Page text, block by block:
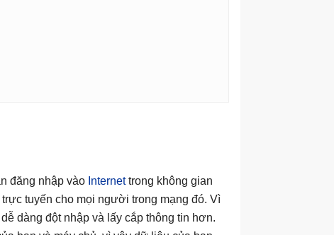
đăng nhập vào Internettrong không gian
tuyến cho mọi người trong mạng đó. Vì
dàng đột nhập và lấy cắp thông tin hơn.